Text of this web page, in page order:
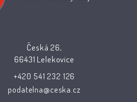
Česká 26,
66431 Lelekovice
+420 541 232 126
podatelna@ceska.cz